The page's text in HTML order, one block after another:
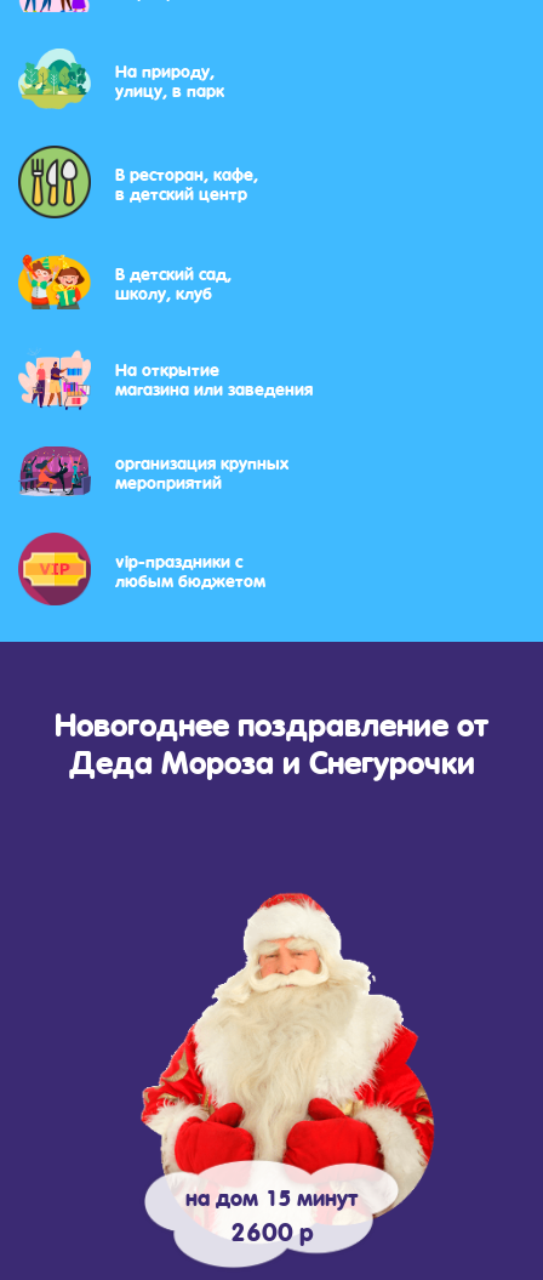
На природу,
улицу, в парк
В ресторан, кафе,
в детский центр
В детский сад,
школу, клуб
На открытие
магазина или заведения
организация крупных
мероприятий
vip-праздники с
любым бюджетом
Новогоднее поздравление от
Деда Мороза и Снегурочки
на дом 15 минут
2600 р